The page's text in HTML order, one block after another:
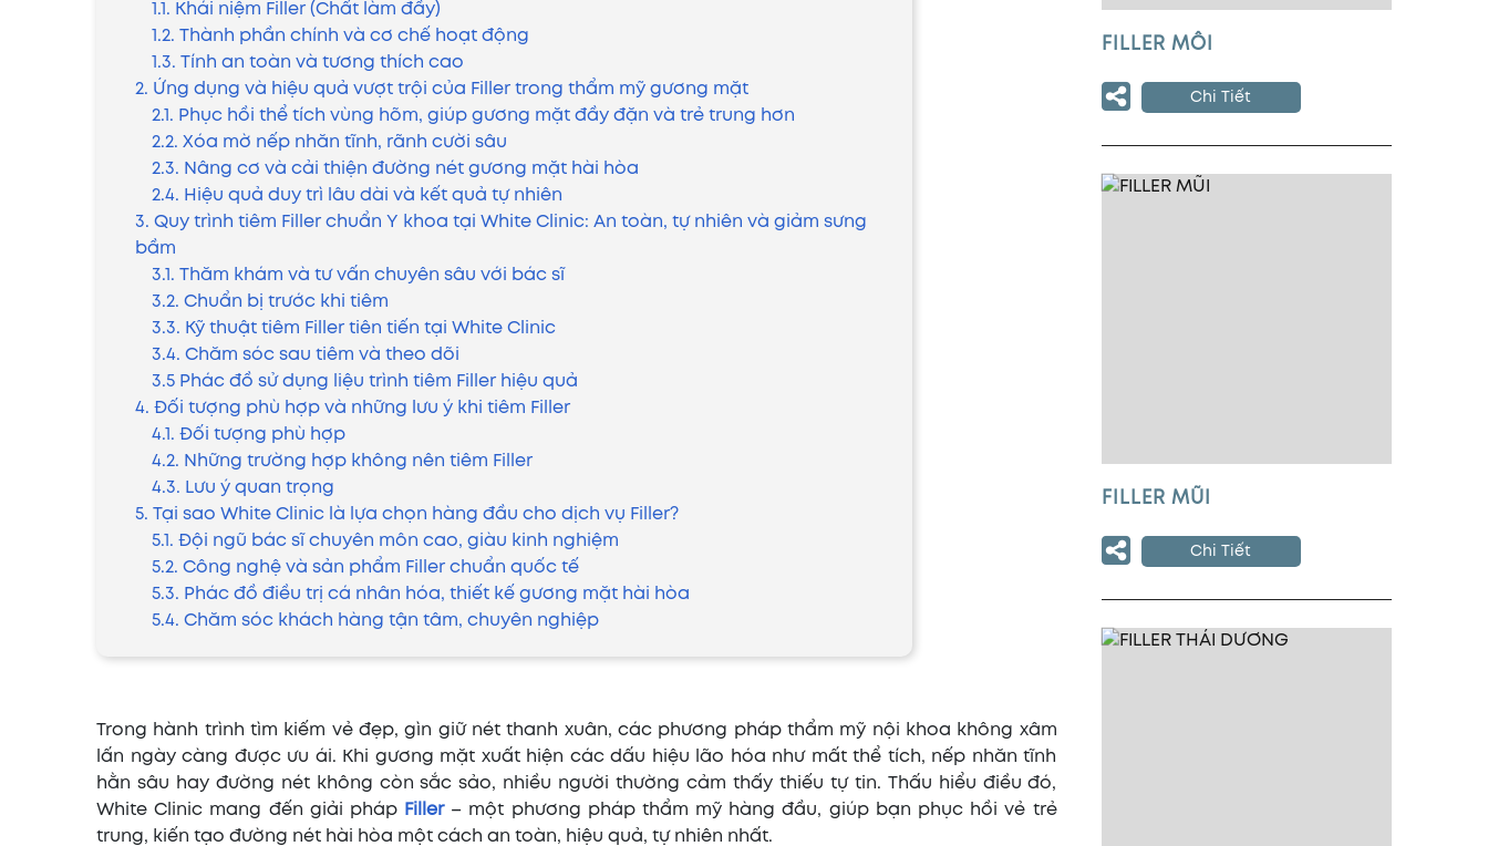
1.1. Khái niệm Filler (Chất làm đầy)
1.2. Thành phần chính và cơ chế hoạt động
1.3. Tính an toàn và tương thích cao
2. Ứng dụng và hiệu quả vượt trội của Filler trong thẩm mỹ gương mặt
2.1. Phục hồi thể tích vùng hõm, giúp gương mặt đầy đặn và trẻ trung hơn
2.2. Xóa mờ nếp nhăn tĩnh, rãnh cười sâu
2.3. Nâng cơ và cải thiện đường nét gương mặt hài hòa
2.4. Hiệu quả duy trì lâu dài và kết quả tự nhiên
3. Quy trình tiêm Filler chuẩn Y khoa tại White Clinic: An toàn, tự nhiên và giảm sưng
bầm
3.1. Thăm khám và tư vấn chuyên sâu với bác sĩ
3.2. Chuẩn bị trước khi tiêm
3.3. Kỹ thuật tiêm Filler tiên tiến tại White Clinic
3.4. Chăm sóc sau tiêm và theo dõi
3.5 Phác đồ sử dụng liệu trình tiêm Filler hiệu quả
4. Đối tượng phù hợp và những lưu ý khi tiêm Filler
4.1. Đối tượng phù hợp
4.2. Những trường hợp không nên tiêm Filler
4.3. Lưu ý quan trọng
5. Tại sao White Clinic là lựa chọn hàng đầu cho dịch vụ Filler?
5.1. Đội ngũ bác sĩ chuyên môn cao, giàu kinh nghiệm
5.2. Công nghệ và sản phẩm Filler chuẩn quốc tế
5.3. Phác đồ điều trị cá nhân hóa, thiết kế gương mặt hài hòa
5.4. Chăm sóc khách hàng tận tâm, chuyên nghiệp
Trong hành trình tìm kiếm vẻ đẹp, gìn giữ nét thanh xuân, các phương pháp thẩm mỹ nội khoa không xâm
lấn ngày càng được ưu ái. Khi gương mặt xuất hiện các dấu hiệu lão hóa như mất thể tích, nếp nhăn tĩnh
hằn sâu hay đường nét không còn sắc sảo, nhiều người thường cảm thấy thiếu tự tin. Thấu hiểu điều đó,
White Clinic mang đến giải pháp Filler– một phương pháp thẩm mỹ hàng đầu, giúp bạn phục hồi vẻ trẻ
trung, kiến tạo đường nét hài hòa một cách an toàn, hiệu quả, tự nhiên nhất.
FILLER MÔI
Chi Tiết
FILLER MŨI
Chi Tiết